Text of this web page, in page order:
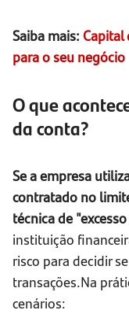
Saiba mais: Capital
para o seu negócio
O que
da conta?
Se a empresa
contratado no
técnica de
instituição
risco para decidir
transações.Na
cenários: